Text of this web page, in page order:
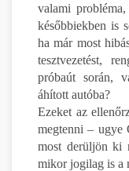
valami
későbbiekben is
ha már most
tesztvezetést,
próbaút során,
áhított autóba?
Ezeket az
megtenni –
most derüljön ki
mikor jogilag is a